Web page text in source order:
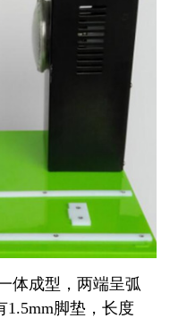
体成型，两端呈弧
1.5mm脚垫，长度